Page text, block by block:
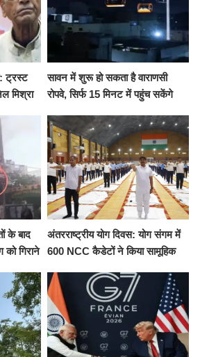
ट्रस्ट
मिश्रा
सावन में शुरू हो सकता है वाराणसी
रोपवे, सिर्फ 15 मिनट में पहुंच सकेंगे
किराया
के बाद
को गिराने
अंतरराष्ट्रीय योग दिवस: योग संगम में
600 NCC कैडेटों ने किया सामूहिक
संकल्प